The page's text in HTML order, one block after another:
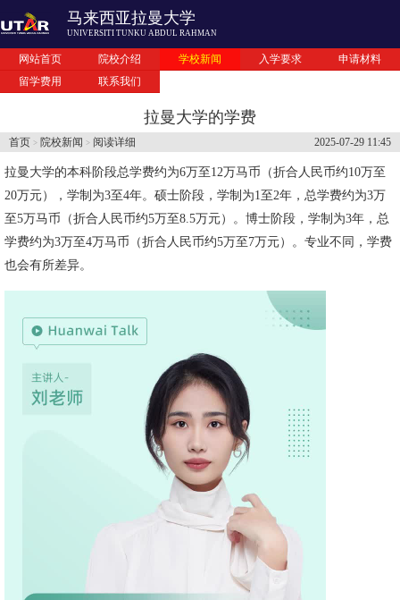
马来西亚拉曼大学
UNIVERSITI TUNKU ABDUL RAHMAN
网站首页 院校介绍 学校新闻 入学要求
申请材料
留学费用
联系我们
拉曼大学的学费
2025-07-29 11:45
首页 > 院校新闻 > 阅读详细
拉曼大学的本科阶段总学费约为6万至12万马币（折合人民币约10万至
20万元），学制为3至4年。硕士阶段，学制为1至2年，总学费约为3万
至5万马币（折合人民币约5万至8.5万元）。博士阶段，学制为3年，总
学费约为3万至4万马币（折合人民币约5万至7万元）。专业不同，学费
也会有所差异。